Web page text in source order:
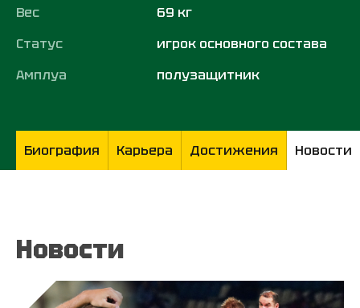
Вес
69 кг
Статус
игрок основного состава
Амплуа
полузащитник
Биография Карьера Достижения Новости
Новости